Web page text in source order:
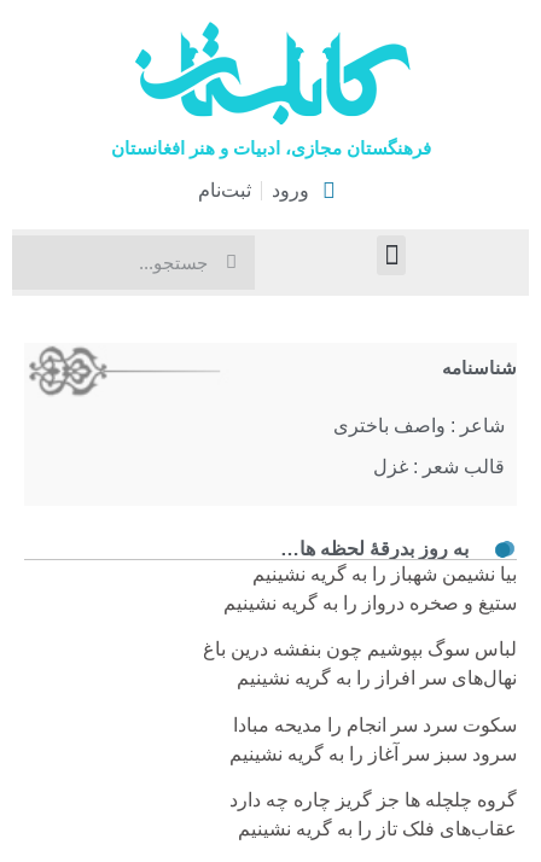
فرهنگستان مجازی، ادبیات و هنر افغانستان
ورود ثبت‌نام
به روز بدرقۀ لحظه ها…
بیا نشیمن شهباز را به گریه نشینیم
ستیغ و صخره درواز را به گریه نشینیم
لباس سوگ بپوشیم چون بنفشه درین باغ
نهال‌های سر افراز را به گریه نشینیم
سکوت سرد سر انجام را مدیحه مبادا
سرود سبز سر آغاز را به گریه نشینیم
گروه چلچله ها جز گریز چاره چه دارد
عقاب‌های فلک تاز را به گریه نشینیم
شناسنامه
شاعر : واصف باختری
قالب شعر : غزل